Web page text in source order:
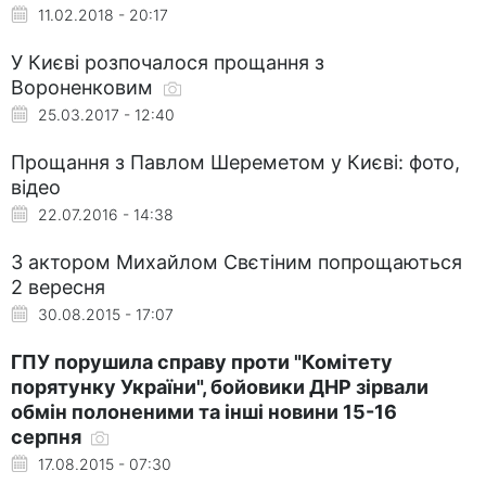
11.02.2018 - 20:17
У Києві розпочалося прощання з
Вороненковим
25.03.2017 - 12:40
Прощання з Павлом Шереметом у Києві: фото,
відео
22.07.2016 - 14:38
З актором Михайлом Свєтіним попрощаються
2 вересня
30.08.2015 - 17:07
ГПУ порушила справу проти "Комітету
порятунку України", бойовики ДНР зірвали
обмін полоненими та інші новини 15-16
серпня
17.08.2015 - 07:30